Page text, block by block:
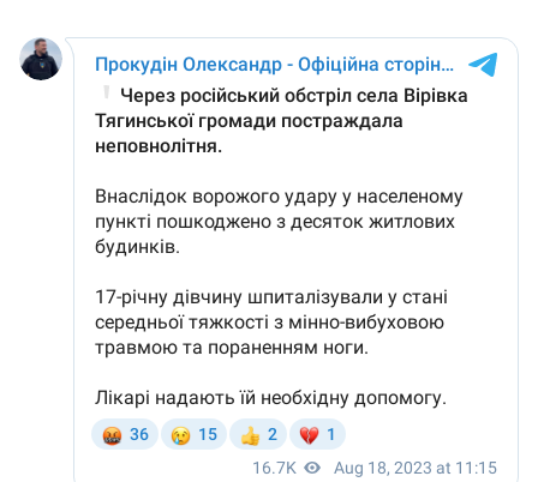
Trimite o informație
Despre ZdG
in English
на русском